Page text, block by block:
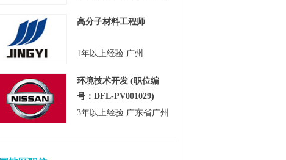
高分子材料工程师
1年以上经验 广州
环境技术开发 (职位编
号：DFL-PV001029)
3年以上经验 广东省广州